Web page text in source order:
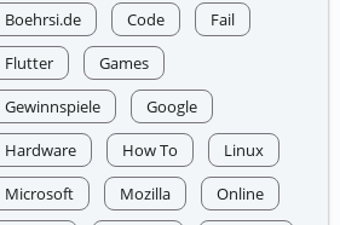
Boehrsi.de
Code
Fail
Flutter
Games
Gewinnspiele
Google
Hardware
How To
Linux
Microsoft
Mozilla
Online